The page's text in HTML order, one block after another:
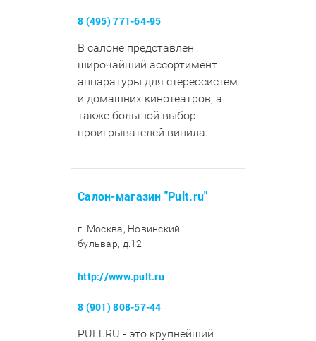
8 (495) 771-64-95
В салоне представлен
широчайший ассортимент
аппаратуры для стереосистем
и домашних кинотеатров, а
также большой выбор
проигрывателей винила.
Салон-магазин "Pult.ru"
г. Москва, Новинский
бульвар, д.12
http://www.pult.ru
8 (901) 808-57-44
PULT.RU - это крупнейший